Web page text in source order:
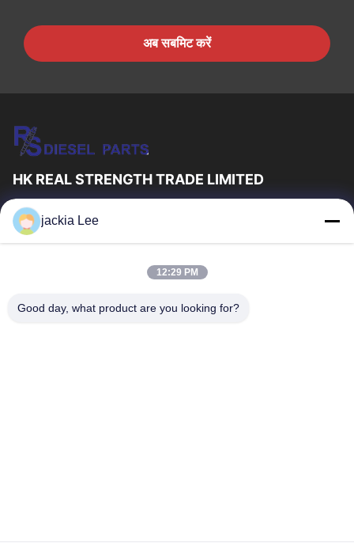
अब सबमिट करें
HK REAL STRENGTH TRADE LIMITED
हम बॉश डेंसो डेल्फ़ I कैटरपिलर वोल्वो क्यूमिंस टोयोटा इसुजु कंपनी के डीलर हैं।
व्हाट्सएप नंबर: 0086 159 2067 9523।
त्वरित लिंक
उत्पाद
हमारे बारे में
कारखाने का दौरा
jackia Lee
12:29 PM
Good day, what product are you looking for?